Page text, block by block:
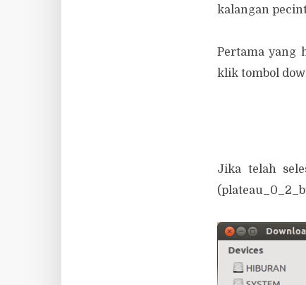
kalangan
Pertama yang
klik tombol
Jika telah